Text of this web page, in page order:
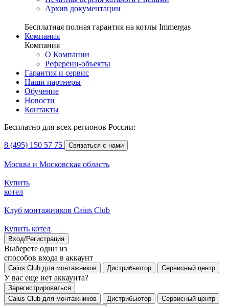
Архив документации
Бесплатная полная гарантия на котлы Immergas
Компания
Компания
О Компании
Референц-объекты
Гарантия и сервис
Наши партнеры
Обучение
Новости
Контакты
Бесплатно для всех регионов России:
8 (495) 150 57 75 Связаться с нами
Москва и Московская область
Купить
котел
Клуб монтажников Caius Club
Купить котел
Вход/Регистрация
Выберете один из
способов входа в аккаунт
Caius Club для монтажников Дистрибьютор Сервисный центр
У вас еще нет аккаунта?
Зарегистрироваться
Caius Club для монтажников
Дистрибьютор
Сервисный центр